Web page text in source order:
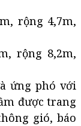
rộng 4,7m,
rộng 8,2m,
ứng phó với
được trang
gió, báo